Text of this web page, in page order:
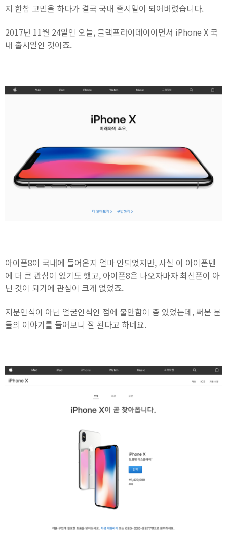
지 한참 고민을 하다가 결국 국내 출시일이 되어버렸습니다.
2017년 11월 24일인 오늘, 블랙프라이데이이면서 iPhone X 국
내 출시일인 것이죠.
아이폰8이 국내에 들어온지 얼마 안되었지만, 사실 이 아이폰텐
에 더 큰 관심이 있기도 했고, 아이폰8은 나오자마자 최신폰이 아
닌 것이 되기에 관심이 크게 없었죠.
지문인식이 아닌 얼굴인식인 점에 불안함이 좀 있었는데, 써본 분
들의 이야기를 들어보니 잘 된다고 하네요.